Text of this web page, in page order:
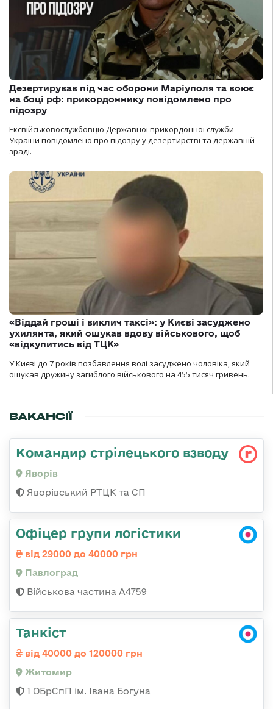
Дезертирував під час оборони Маріуполя та воює
на боці рф: прикордоннику повідомлено про
підозру
Ексвійськовослужбовцю Державної прикордонної служби
України повідомлено про підозру у дезертирстві та державній
зраді.
«Віддай гроші і виклич таксі»: у Києві засуджено
ухилянта, який ошукав вдову військового, щоб
«відкупитись від ТЦК»
У Києві до 7 років позбавлення волі засуджено чоловіка, який
ошукав дружину загиблого військового на 455 тисяч гривень.
ВАКАНСІЇ
Командир стрілецького взводу
Яворів
Яворівський РТЦК та СП
Офіцер групи логістики
від 29000 до 40000 грн
Павлоград
Військова частина А4759
Танкіст
від 40000 до 120000 грн
Житомир
1 ОБрСпП ім. Івана Богуна